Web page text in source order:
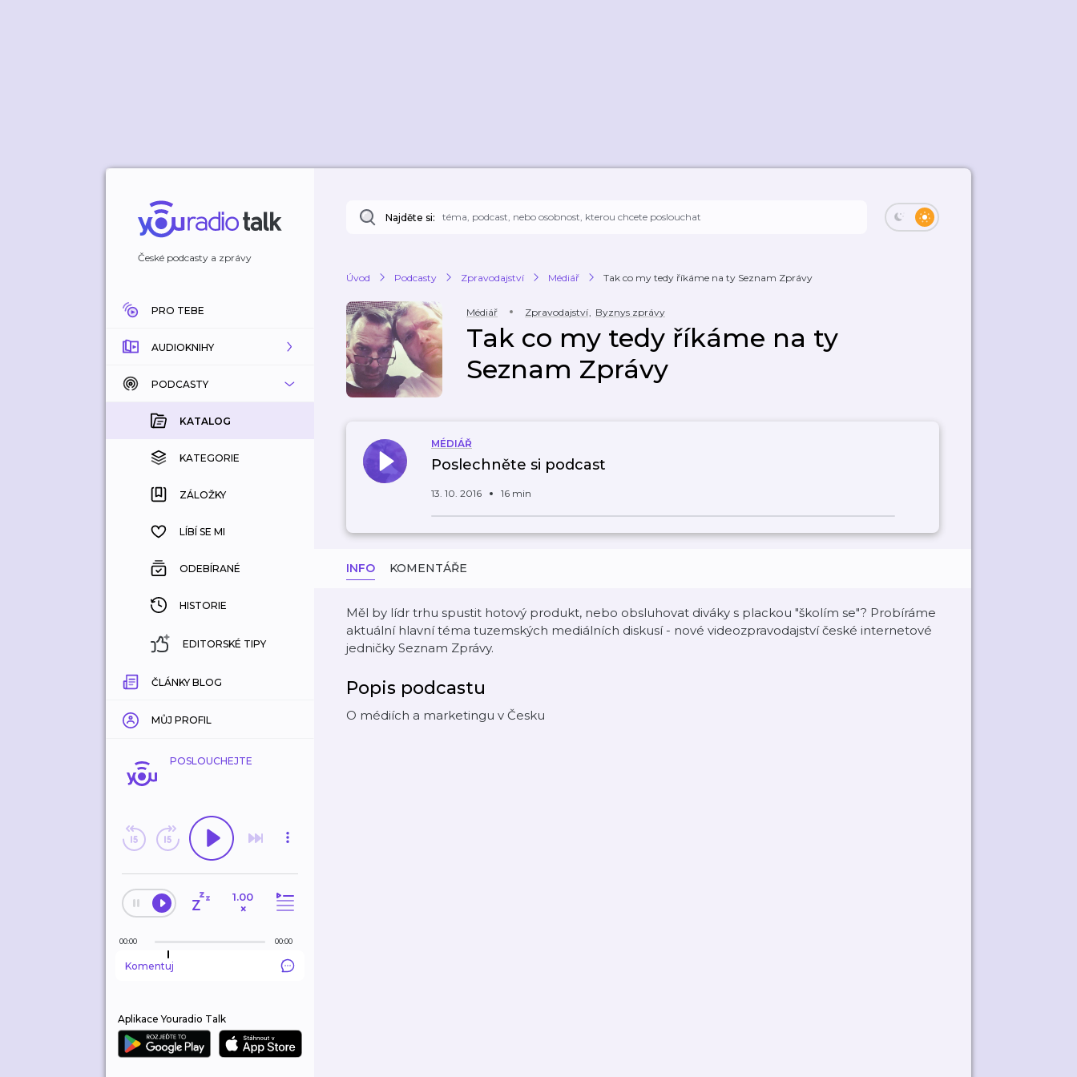
České podcasty a zprávy
PRO TEBE
AUDIOKNIHY
KATALOG
KOUPENÉ
KATEGORIE
ZÁLOŽKY
HISTORIE
PODCASTY
KATALOG
KATEGORIE
ZÁLOŽKY
LÍBÍ SE MI
ODEBÍRANÉ
HISTORIE
EDITORSKÉ TIPY
ČLÁNKY BLOG
MŮJ PROFIL
POSLOUCHEJTE
1.00
×
00:00 00:00
Komentuj
Aplikace Youradio Talk
Najděte si:
Úvod Podcasty Zpravodajství Médiář Tak co my tedy říkáme na ty Seznam Zprávy
Médiář Zpravodajství, Byznys zprávy
Tak co my tedy říkáme na ty
Seznam Zprávy
MÉDIÁŘ
Poslechněte si podcast
13. 10. 2016 16 min
INFO KOMENTÁŘE
Měl by lídr trhu spustit hotový produkt, nebo obsluhovat diváky s plackou "školím se"? Probíráme
aktuální hlavní téma tuzemských mediálních diskusí - nové videozpravodajství české internetové
jedničky Seznam Zprávy.
Popis podcastu
O médiích a marketingu v Česku